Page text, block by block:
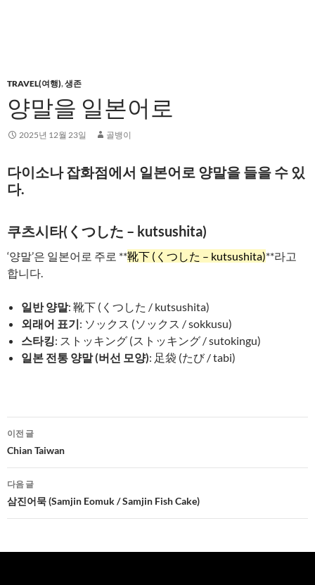
TRAVEL(여행),생존
양말을 일본어로
2025년 12월 23일 골뱅이
다이소나 잡화점에서 일본어로 양말을 들을 수 있
다.
쿠츠시타(くつした – kutsushita)
‘양말’은 일본어로 주로 **靴下 (くつした – kutsushita)**라고
합니다.
일반 양말: 靴下 (くつした / kutsushita)
외래어 표기: ソックス (ソックス / sokkusu)
스타킹: ストッキング (ストッキング / sutokingu)
일본 전통 양말 (버선 모양): 足袋 (たび / tabi)
글
네
비
게
이
션
이전 글
Chian Taiwan
다음 글
삼진어묵 (Samjin Eomuk / Samjin Fish Cake)